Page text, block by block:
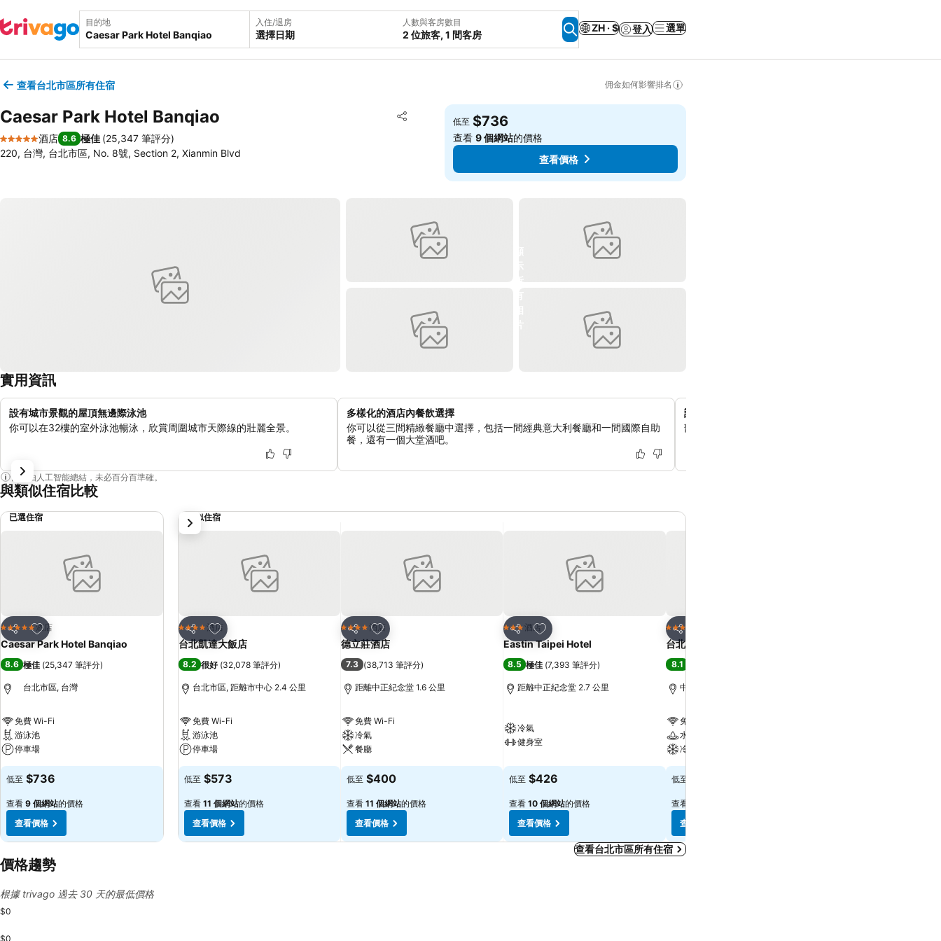
目的地 入住/退房
選擇日期
人數與客房數目
2 位旅客, 1 間客房
ZH · $ 登入 選單
查看台北市區所有住宿 佣金如何影響排名
Caesar Park Hotel Banqiao 分享
放到收藏夾
5 星級
酒店 8.6 極佳 (25,347 筆評分)
220, 台灣, 台北市區, No. 8號, Section 2, Xianmin Blvd
低至 $736
查看9 個網站的價格
查看價格
實用資訊
設有城市景觀的屋頂無邊際泳池
你可以在32樓的室外泳池暢泳，欣賞周圍城市天際線的壯麗全景。
多樣化的酒店內餐飲選擇
你可以從三間精緻餐廳中選擇，包括一間經典意大利餐廳和一間國際自助
餐，還有一個大堂酒吧。
設有獨立客廳的寬敞套房
部分客房設計獨特，設有獨立客廳，為你提供充足的放鬆
內容由人工智能總結，未必百分百準確。
與類似住宿比較
已選住宿
分享
放到收藏夾
5 星級 酒店
Caesar Park Hotel Banqiao
8.6 極佳 (25,347 筆評分)
台北市區, 台灣
免費 Wi-Fi
游泳池
停車場
低至 $736
查看 9 個網站的價格
查看價格
類似住宿
分享
放到收藏夾
4 星級 酒店
台北凱達大飯店
8.2 很好 (32,078 筆評分)
台北市區, 距離市中心 2.4 公里
免費 Wi-Fi
游泳池
停車場
低至 $573
查看 11 個網站的價格
查看價格
分享
放到收藏夾
4 星級 酒店
德立莊酒店
7.3 (38,713 筆評分)
距離中正紀念堂 1.6 公里
免費 Wi-Fi
冷氣
餐廳
低至 $400
查看 11 個網站的價格
查看價格
分享
放到收藏夾
3 星級酒店
Eastin Taipei Hotel
8.5 極佳 (7,393 筆評分)
距離中正紀念堂 2.7 公里
冷氣
健身室
低至 $426
查看 10 個網站的價格
查看價格
分享
4 星級
台北凱撒飯店
8.1
中正區, 距離市中心 0.2 公里
免費 Wi-Fi
水療
冷氣
低至
查看
查看價格
下一步
查看台北市區所有住宿
價格趨勢
根據 trivago 過去 30 天的最低價格
$0
$0